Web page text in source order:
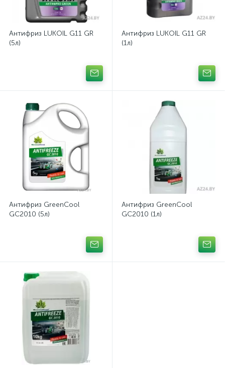
Антифриз LUKOIL G11 GR
(5л)
Антифриз LUKOIL G11 GR
(1л)
Антифриз GreenCool
GC2010 (5л)
Антифриз GreenCool
GC2010 (1л)